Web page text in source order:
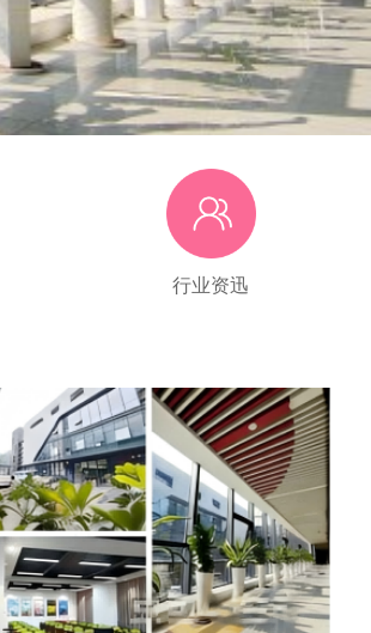
行业资迅